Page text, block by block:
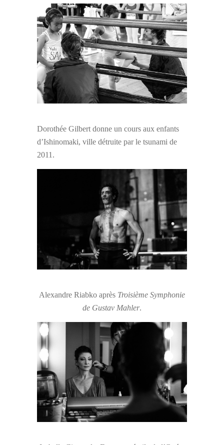
Dorothée Gilbert donne un cours aux enfants
d’Ishinomaki, ville détruite par le tsunami de
2011.
Alexandre Riabko après Troisième Symphonie
de Gustav Mahler.